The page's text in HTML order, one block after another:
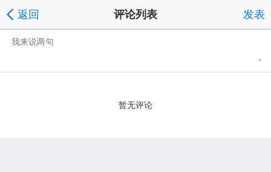
返回 评论列表 发表
暂无评论